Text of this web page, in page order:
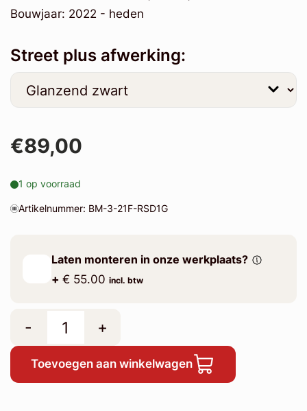
Bouwjaar: 2022 - heden
Street plus afwerking:
€89,00
1 op voorraad
Artikelnummer: BM-3-21F-RSD1G
Laten monteren in onze werkplaats?
+ € 55.00 incl. btw
- +
Toevoegen aan winkelwagen